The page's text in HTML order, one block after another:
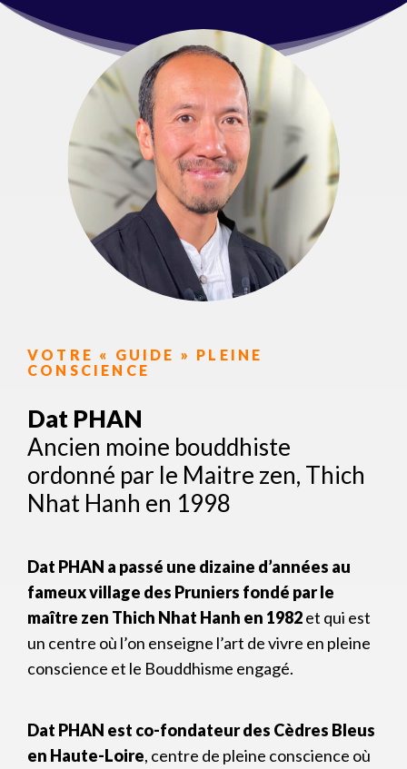
VOTRE « GUIDE » PLEINE
CONSCIENCE
Dat PHAN
Ancien moine bouddhiste
ordonné par le Maitre zen, Thich
Nhat Hanh en 1998
Dat PHAN a passé une dizaine d’années au
fameux village des Pruniers fondé par le
maître zen Thich Nhat Hanh en 1982et qui est
un centre où l’on enseigne l’art de vivre en pleine
conscience et le Bouddhisme engagé.
Dat PHAN est co-fondateur des Cèdres Bleus
en Haute-Loire, centre de pleine conscience où